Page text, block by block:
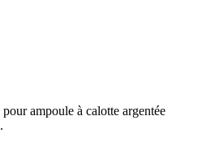
ampoule à calotte argentée